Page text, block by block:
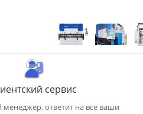
сервис
ответит на все ваши